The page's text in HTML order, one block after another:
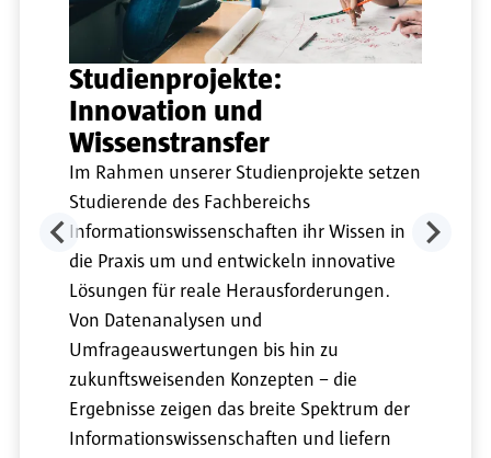
Studienprojekte:
Innovation und
Wissenstransfer
Im Rahmen unserer Studienprojekte setzen
Studierende des Fachbereichs
Informationswissenschaften ihr Wissen in
die Praxis um und entwickeln innovative
Lösungen für reale Herausforderungen.
Von Datenanalysen und
Umfrageauswertungen bis hin zu
zukunftsweisenden Konzepten – die
Ergebnisse zeigen das breite Spektrum der
Informationswissenschaften und liefern